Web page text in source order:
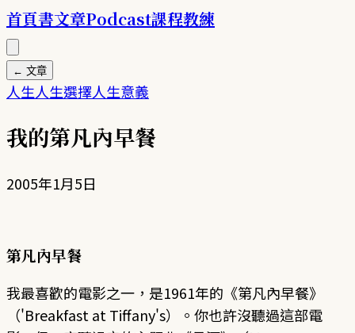
首頁書文章Podcast課程教練
← 文章
人生人生選擇人生意義
我的第凡內早餐
2005年1月5日
第凡內早餐
我最喜歡的電影之一，是1961年的《第凡內早餐》
（'Breakfast at Tiffany's）。你也許沒聽過這部電